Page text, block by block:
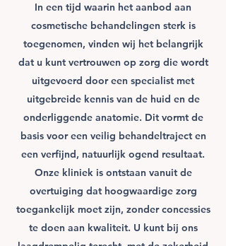
In een tijd waarin het aanbod aan
cosmetische behandelingen sterk is
toegenomen, vinden wij het belangrijk
dat u kunt vertrouwen op zorg die wordt
uitgevoerd door een specialist met
uitgebreide kennis van de huid en de
onderliggende anatomie. Dit vormt de
basis voor een veilig behandeltraject en
een verfijnd, natuurlijk ogend resultaat.
Onze kliniek is ontstaan vanuit de
overtuiging dat hoogwaardige zorg
toegankelijk moet zijn, zonder concessies
te doen aan kwaliteit. U kunt bij ons